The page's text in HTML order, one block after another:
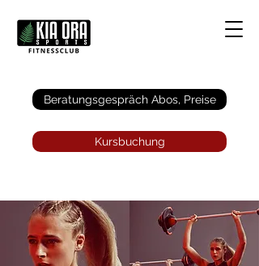
Beratungsgespräch Abos, Preise
Kursbuchung